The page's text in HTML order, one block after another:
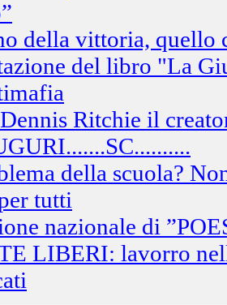
della vittoria, quello
del libro "La
Ritchie il
della scuola?
tutti
nazionale di
LIBERI: lavorro